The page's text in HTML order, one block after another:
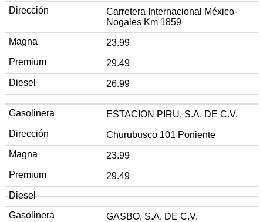
Carretera Internacional México-
Nogales Km 1859
23.99
29.49
26.99
ESTACION PIRU, S.A. DE C.V.
Churubusco 101 Poniente
23.99
29.49
GASBO, S.A. DE C.V.